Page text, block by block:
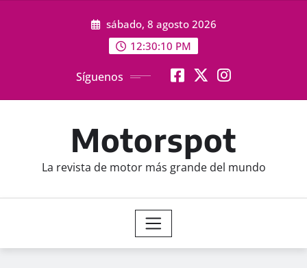
sábado, 8 agosto 2026
12:30:12 PM
Síguenos
Motorspot
La revista de motor más grande del mundo